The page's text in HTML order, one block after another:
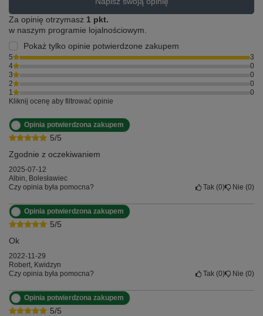
Za opinię otrzymasz 1 pkt.
w naszym programie lojalnościowym.
Pokaż tylko opinie potwierdzone zakupem
5
3
4
0
3
0
2
0
1
0
Kliknij ocenę aby filtrować opinie
5/5
Opinia potwierdzona zakupem
Zgodnie z oczekiwaniem
2025-07-12
Albin, Bolesławiec
Czy opinia była pomocna?
Tak 0 Nie 0
5/5
Opinia potwierdzona zakupem
Ok
2022-11-29
Robert, Kwidzyn
Czy opinia była pomocna?
Tak 0 Nie 0
5/5
Opinia potwierdzona zakupem